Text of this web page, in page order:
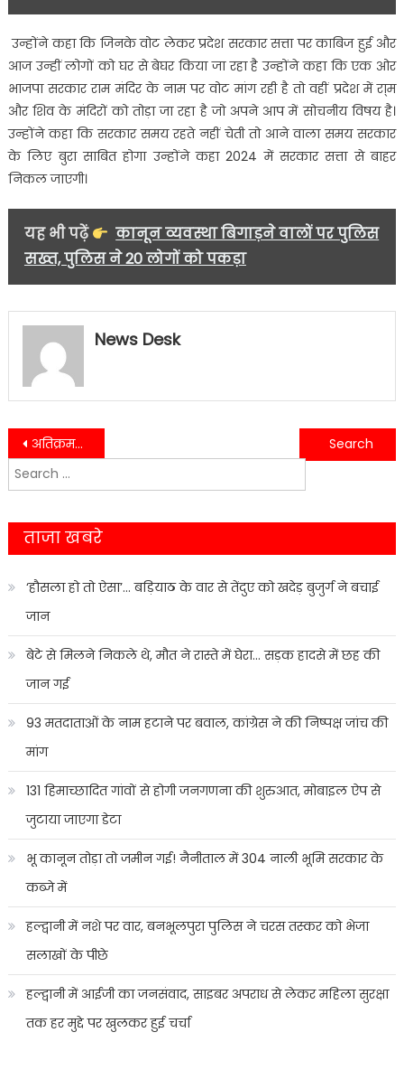
उन्होंने कहा कि जिनके वोट लेकर प्रदेश सरकार सत्ता पर काबिज हुई और
आज उन्हीं लोगों को घर से बेघर किया जा रहा है उन्होंने कहा कि एक ओर
भाजपा सरकार राम मंदिर के नाम पर वोट मांग रही है तो वहीं प्रदेश में रा्म
और शिव के मंदिरों को तोड़ा जा रहा है जो अपने आप में सोचनीय विषय है।
उन्होंने कहा कि सरकार समय रहते नहीं चेती तो आने वाला समय सरकार
के लिए बुरा साबित होगा उन्होंने कहा 2024 में सरकार सत्ता से बाहर
निकल जाएगी।
यह भी पढ़ें
कानून व्यवस्था बिगाड़ने वालों पर पुलिस
सख्त, पुलिस ने 20 लोगों को पकड़ा
News Desk
Post
navigation
अतिक्रमण पर चला नगर निगम का डंडा, हलद्वानी में हटाया अतिक्रमण….
वन विभाग की ओर से स्कूलों में किया कार्यक्रम का आयोजन…….
Search
for:
ताजा खबरे
‘हौसला हो तो ऐसा’… बड़ियाठ के वार से तेंदुए को खदेड़ बुजुर्ग ने बचाई
जान
बेटे से मिलने निकले थे, मौत ने रास्ते में घेरा… सड़क हादसे में छह की
जान गई
93 मतदाताओं के नाम हटाने पर बवाल, कांग्रेस ने की निष्पक्ष जांच की
मांग
131 हिमाच्छादित गांवों से होगी जनगणना की शुरुआत, मोबाइल ऐप से
जुटाया जाएगा डेटा
भू कानून तोड़ा तो जमीन गई! नैनीताल में 304 नाली भूमि सरकार के
कब्जे में
हल्द्वानी में नशे पर वार, बनभूलपुरा पुलिस ने चरस तस्कर को भेजा
सलाखों के पीछे
हल्द्वानी में आईजी का जनसंवाद, साइबर अपराध से लेकर महिला सुरक्षा
तक हर मुद्दे पर खुलकर हुई चर्चा